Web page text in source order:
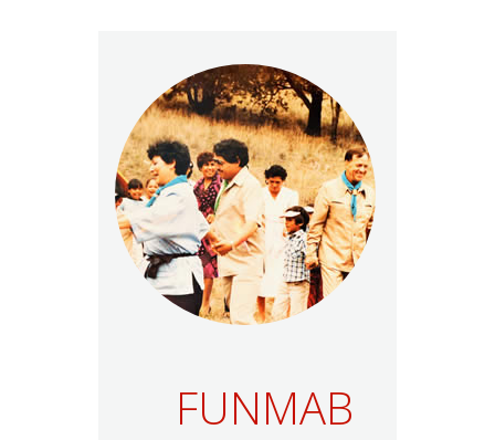
FUNMAB